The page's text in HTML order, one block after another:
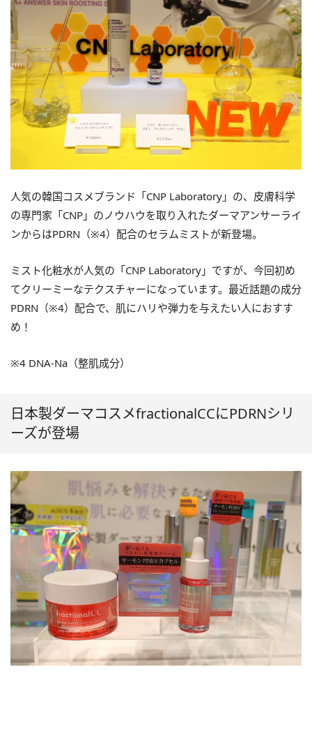
人気の韓国コスメブランド「CNP Laboratory」の、皮膚科学
の専門家「CNP」のノウハウを取り入れたダーマアンサーライ
ンからはPDRN（※4）配合のセラムミストが新登場。
ミスト化粧水が人気の「CNP Laboratory」ですが、今回初め
てクリーミーなテクスチャーになっています。最近話題の成分
PDRN（※4）配合で、肌にハリや弾力を与えたい人におすす
め！
※4 DNA-Na（整肌成分）
日本製ダーマコスメfractionalCCにPDRNシリ
ーズが登場